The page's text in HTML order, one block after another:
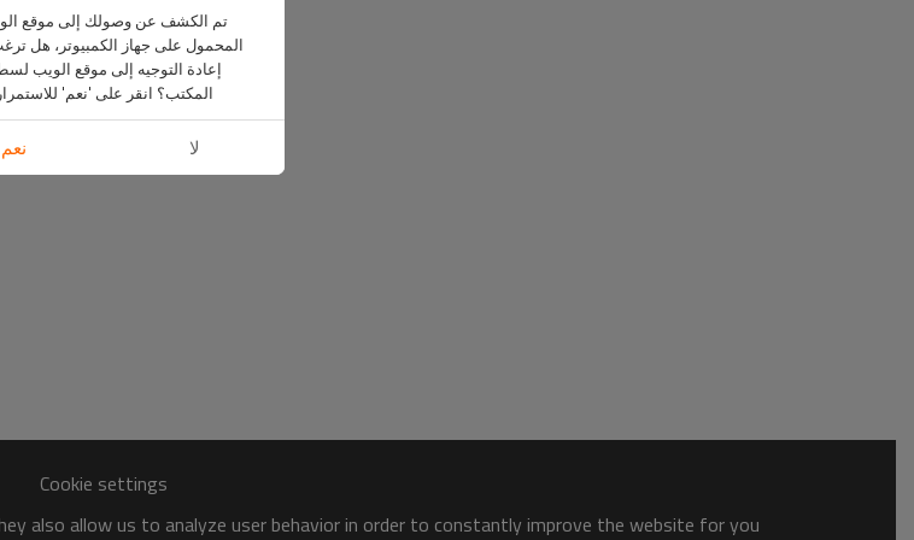
Cookie settings
also allow us to analyze user behavior in order to constantly improve the website for you.
تم الكشف عن وصولك إلى موقع
المحمول على جهاز الكمبيوتر، هل
إعادة التوجيه إلى موقع الويب
المكتب؟ انقر على 'نعم' للاستمرار
لا نعم